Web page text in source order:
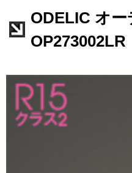
ODELIC オ
OP273002LR